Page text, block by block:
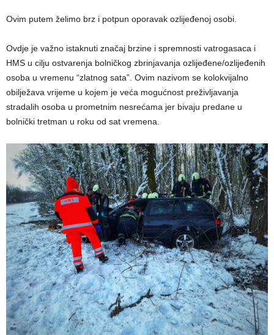
Ovim putem želimo brz i potpun oporavak ozlijeđenoj osobi.
Ovdje je važno istaknuti značaj brzine i spremnosti vatrogasaca i
HMS u cilju ostvarenja bolničkog zbrinjavanja ozlijeđene/ozlijeđenih
osoba u vremenu “zlatnog sata”. Ovim nazivom se kolokvijalno
obilježava vrijeme u kojem je veća mogućnost preživljavanja
stradalih osoba u prometnim nesrećama jer bivaju predane u
bolnički tretman u roku od sat vremena.